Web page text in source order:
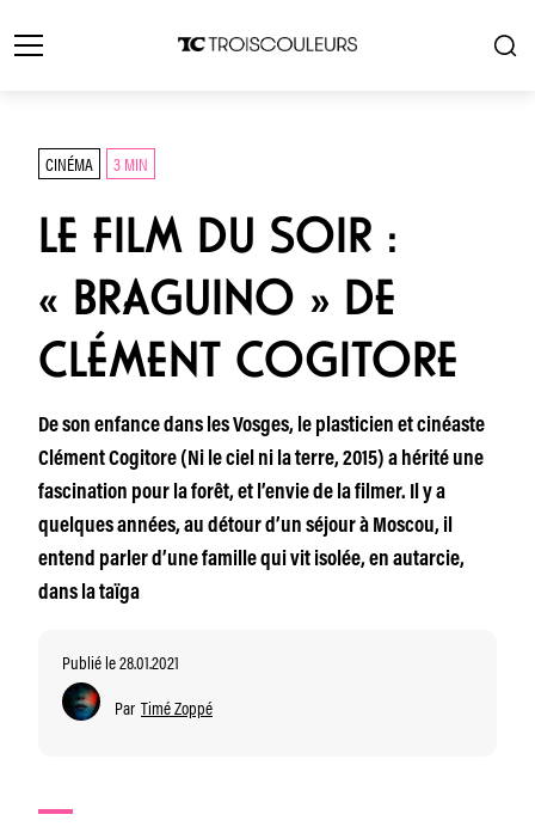
CINÉMA 3 MIN
LE FILM DU SOIR :
« BRAGUINO » DE
CLÉMENT COGITORE
De son enfance dans les Vosges, le plasticien et cinéaste
Clément Cogitore (Ni le ciel ni la terre, 2015) a hérité une
fascination pour la forêt, et l’envie de la filmer. Il y a
quelques années, au détour d’un séjour à Moscou, il
entend parler d’une famille qui vit isolée, en autarcie,
dans la taïga
Publié le 28.01.2021
Par Timé Zoppé